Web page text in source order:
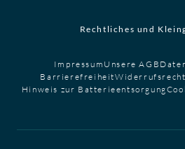
Rechtliches und
Impressum Unsere AGB
Barrierefreiheit
Hinweis zur Batterieentsorgung